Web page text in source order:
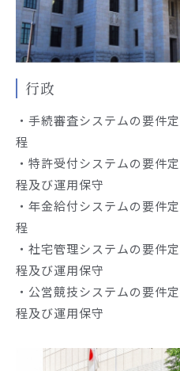
行政
・手続審査システムの要件
程
・特許受付システムの要件
程及び運用保守
・年金給付システムの要件
程
・社宅管理システムの要件
程及び運用保守
・公営競技システムの要件
程及び運用保守